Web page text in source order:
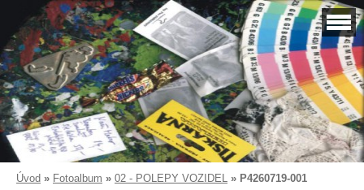
Úvod » Fotoalbum » 02 - POLEPY VOZIDEL » P4260719-001